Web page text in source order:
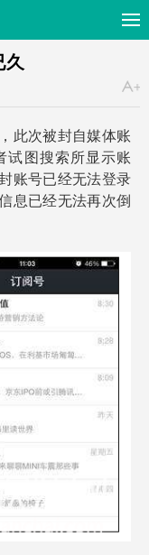
久
此次被封自媒体账
试图搜索所显示账
账号已经无法登录
息已经无法再次倒